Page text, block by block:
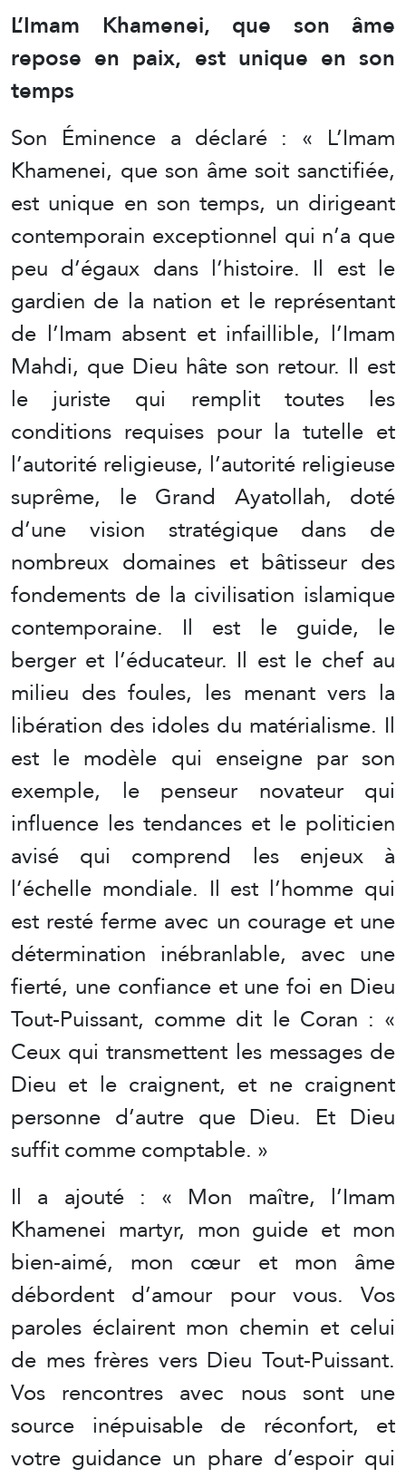
L’Imam Khamenei, que son âme
repose en paix, est unique en son
temps
Son Éminence a déclaré : « L’Imam
Khamenei, que son âme soit sanctifiée,
est unique en son temps, un dirigeant
contemporain exceptionnel qui n’a que
peu d’égaux dans l’histoire. Il est le
gardien de la nation et le représentant
de l’Imam absent et infaillible, l’Imam
Mahdi, que Dieu hâte son retour. Il est
le juriste qui remplit toutes les
conditions requises pour la tutelle et
l’autorité religieuse, l’autorité religieuse
suprême, le Grand Ayatollah, doté
d’une vision stratégique dans de
nombreux domaines et bâtisseur des
fondements de la civilisation islamique
contemporaine. Il est le guide, le
berger et l’éducateur. Il est le chef au
milieu des foules, les menant vers la
libération des idoles du matérialisme. Il
est le modèle qui enseigne par son
exemple, le penseur novateur qui
influence les tendances et le politicien
avisé qui comprend les enjeux à
l’échelle mondiale. Il est l’homme qui
est resté ferme avec un courage et une
détermination inébranlable, avec une
fierté, une confiance et une foi en Dieu
Tout-Puissant, comme dit le Coran : «
Ceux qui transmettent les messages de
Dieu et le craignent, et ne craignent
personne d’autre que Dieu. Et Dieu
suffit comme comptable. »
Il a ajouté : « Mon maître, l’Imam
Khamenei martyr, mon guide et mon
bien-aimé, mon cœur et mon âme
débordent d’amour pour vous. Vos
paroles éclairent mon chemin et celui
de mes frères vers Dieu Tout-Puissant.
Vos rencontres avec nous sont une
source inépuisable de réconfort, et
votre guidance un phare d’espoir qui